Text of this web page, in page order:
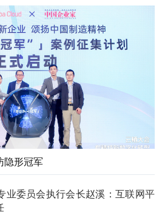
隐形冠军
业委员会执行会长赵溪：互联网平